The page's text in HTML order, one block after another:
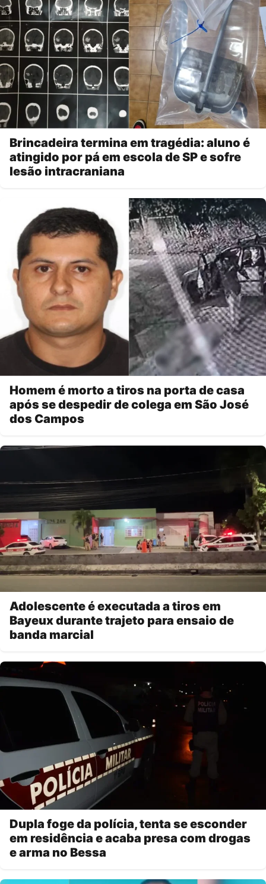
Brincadeira termina em tragédia: aluno é
atingido por pá em escola de SP e sofre
lesão intracraniana
Homem é morto a tiros na porta de casa
após se despedir de colega em São José
dos Campos
Adolescente é executada a tiros em
Bayeux durante trajeto para ensaio de
banda marcial
Dupla foge da polícia, tenta se esconder
em residência e acaba presa com drogas
e arma no Bessa